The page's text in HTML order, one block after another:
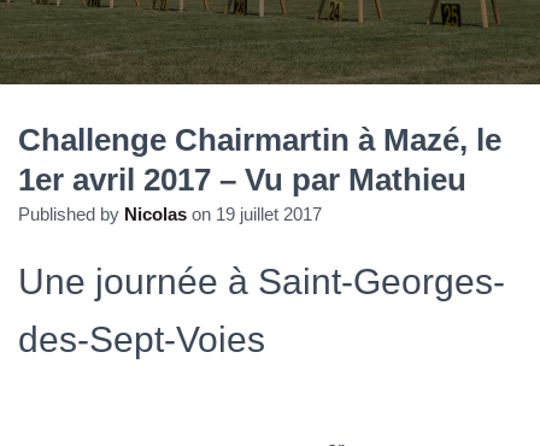
Challenge Chairmartin à Mazé, le
1er avril 2017 – Vu par Mathieu
Published by Nicolas on 19 juillet 2017
Une journée à Saint-Georges-
des-Sept-Voies